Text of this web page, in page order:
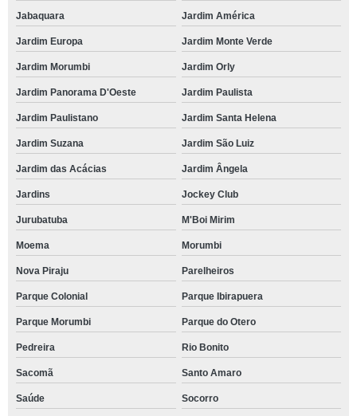
Jabaquara Jardim América
Jardim Europa Jardim Monte Verde
Jardim Morumbi Jardim Orly
Jardim Panorama D'Oeste Jardim Paulista
Jardim Paulistano Jardim Santa Helena
Jardim Suzana Jardim São Luiz
Jardim das Acácias Jardim Ângela
Jardins Jockey Club
Jurubatuba M'Boi Mirim
Moema Morumbi
Nova Piraju Parelheiros
Parque Colonial Parque Ibirapuera
Parque Morumbi Parque do Otero
Pedreira Rio Bonito
Sacomã Santo Amaro
Saúde Socorro